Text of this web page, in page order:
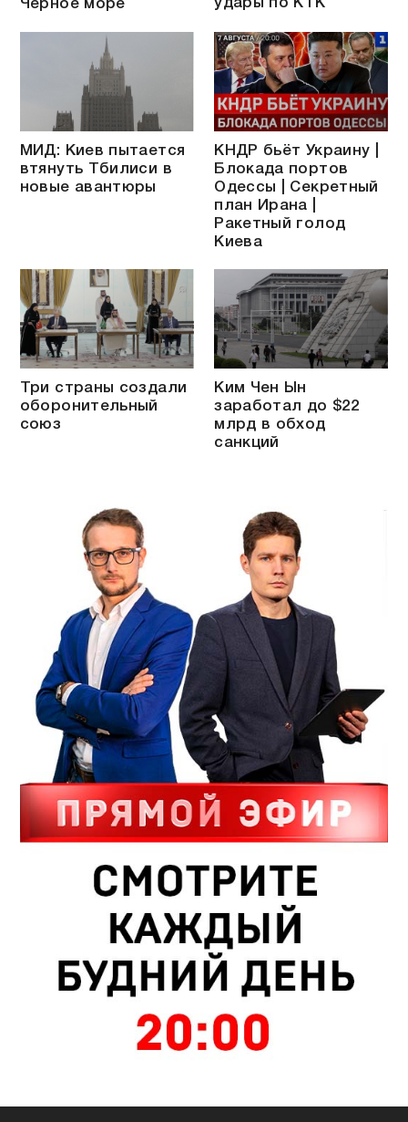
Чёрное море удары по КТК
МИД: Киев пытается
втянуть Тбилиси в
новые авантюры
КНДР бьёт Украину |
Блокада портов
Одессы | Секретный
план Ирана |
Ракетный голод
Киева
Три страны создали
оборонительный
союз
Ким Чен Ын
заработал до $22
млрд в обход
санкций